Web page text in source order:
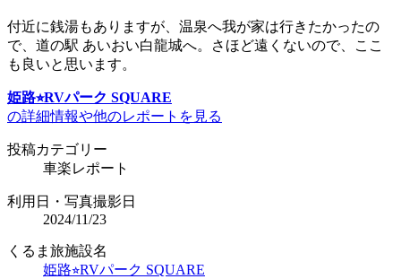
付近に銭湯もありますが、温泉へ我が家は行きたかったの
で、道の駅 あいおい白龍城へ。さほど遠くないので、ここ
も良いと思います。
姫路⭐︎RVパーク SQUARE
の詳細情報や他のレポートを見る
投稿カテゴリー
車楽レポート
利用日・写真撮影日
2024/11/23
くるま旅施設名
姫路⭐︎RVパーク SQUARE